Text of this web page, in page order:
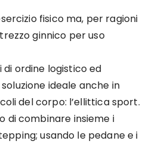
fisico ma, per ragioni
ginnico per uso
ordine logistico ed
ideale anche in
del corpo: l’ellittica sport.
di combinare insieme i
usando le pedane e i